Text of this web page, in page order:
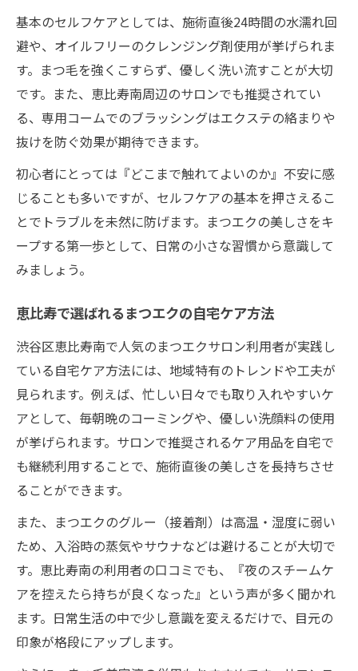
プロも実践する新しいまつエクセルフケア
忙しい女性に最適なまつエクケアのコツ
時間をかけずできるまつエクセルフケア法
忙しい朝でも簡単なまつエク時短ケア術
まつエクを長持ちさせる効率的なセルフケ
ア
仕事帰りにもできるまつエクケアの工夫
日常生活にまつエクセルフケアを取り入れ
る方法
恵比寿で注目のまつエクセルフケア最新ト
レンド
まつエクセルフケアの新商品・人気アイテ
ム解説
口コミで話題のまつエクセルフケア方法を
検証
恵比寿エリアで流行のまつエクケア術とは
フケア
基本のセルフケアとしては、施術直後24時間の水濡れ回
避や、オイルフリーのクレンジング剤使用が挙げられま
す。まつ毛を強くこすらず、優しく洗い流すことが大切
です。また、恵比寿南周辺のサロンでも推奨されてい
る、専用コームでのブラッシングはエクステの絡まりや
抜けを防ぐ効果が期待できます。
初心者にとっては『どこまで触れてよいのか』不安に感
じることも多いですが、セルフケアの基本を押さえるこ
とでトラブルを未然に防げます。まつエクの美しさをキ
ープする第一歩として、日常の小さな習慣から意識して
みましょう。
恵比寿で選ばれるまつエクの自宅ケア方法
渋谷区恵比寿南で人気のまつエクサロン利用者が実践し
ている自宅ケア方法には、地域特有のトレンドや工夫が
見られます。例えば、忙しい日々でも取り入れやすいケ
アとして、毎朝晩のコーミングや、優しい洗顔料の使用
が挙げられます。サロンで推奨されるケア用品を自宅で
も継続利用することで、施術直後の美しさを長持ちさせ
ることができます。
また、まつエクのグルー（接着剤）は高温・湿度に弱い
ため、入浴時の蒸気やサウナなどは避けることが大切で
す。恵比寿南の利用者の口コミでも、『夜のスチームケ
アを控えたら持ちが良くなった』という声が多く聞かれ
ます。日常生活の中で少し意識を変えるだけで、目元の
印象が格段にアップします。